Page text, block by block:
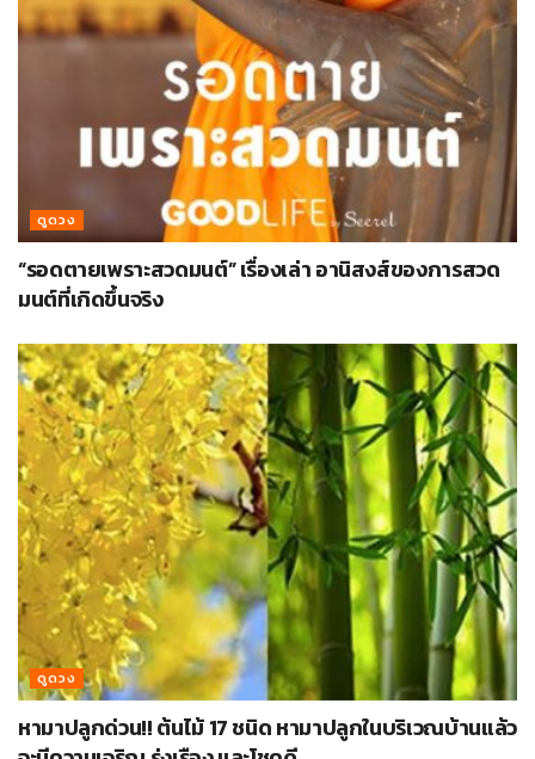
ดูดวง
“รอดตายเพราะสวดมนต์” เรื่องเล่า อานิสงส์ของการสวด
มนต์ที่เกิดขึ้นจริง
ดูดวง
หามาปลูกด่วน!! ต้นไม้ 17 ชนิด หามาปลูกในบริเวณบ้านแล้ว